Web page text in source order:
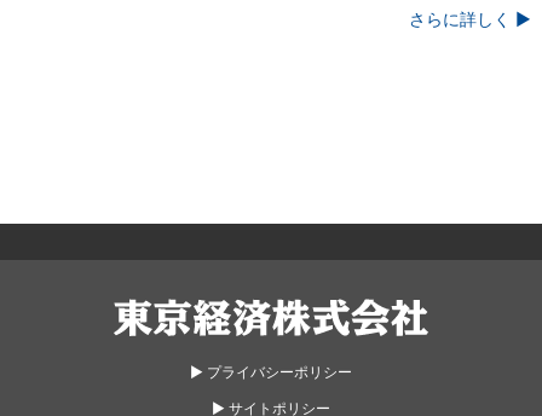
さらに詳しく ▶
▶︎ プライバシーポリシー
▶︎ サイトポリシー